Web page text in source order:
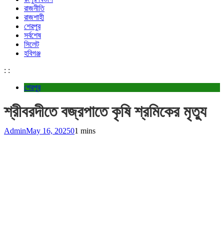
রাজনীতি
রাজশাহী
শেরপুর
সর্বশেষ
সিলেট
হবিগঞ্জ
: :
শেরপুর
শ্রীবরদীতে বজ্রপাতে কৃষি শ্রমিকের মৃত্যু
AdminMay 16, 202501 mins